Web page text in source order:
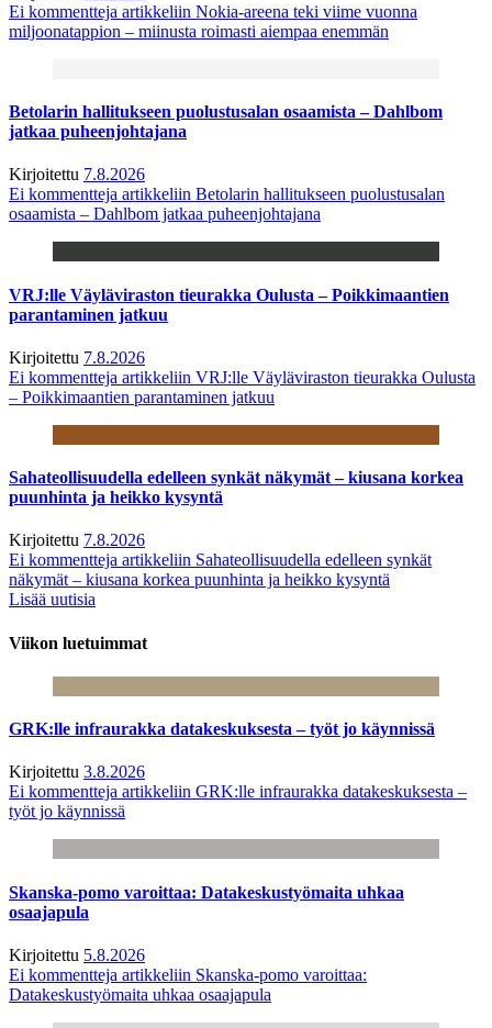
Ei kommentteja artikkeliin Nokia-areena teki viime vuonna
miljoonatappion – miinusta roimasti aiempaa enemmän
Betolarin hallitukseen puolustusalan osaamista – Dahlbom
jatkaa puheenjohtajana
Kirjoitettu 7.8.2026
Ei kommentteja artikkeliin Betolarin hallitukseen puolustusalan
osaamista – Dahlbom jatkaa puheenjohtajana
VRJ:lle Väyläviraston tieurakka Oulusta – Poikkimaantien
parantaminen jatkuu
Kirjoitettu 7.8.2026
Ei kommentteja artikkeliin VRJ:lle Väyläviraston tieurakka Oulusta
– Poikkimaantien parantaminen jatkuu
Sahateollisuudella edelleen synkät näkymät – kiusana korkea
puunhinta ja heikko kysyntä
Kirjoitettu 7.8.2026
Ei kommentteja artikkeliin Sahateollisuudella edelleen synkät
näkymät – kiusana korkea puunhinta ja heikko kysyntä
Lisää uutisia
Viikon luetuimmat
GRK:lle infraurakka datakeskuksesta – työt jo käynnissä
Kirjoitettu 3.8.2026
Ei kommentteja artikkeliin GRK:lle infraurakka datakeskuksesta –
työt jo käynnissä
Skanska-pomo varoittaa: Datakeskustyömaita uhkaa
osaajapula
Kirjoitettu 5.8.2026
Ei kommentteja artikkeliin Skanska-pomo varoittaa:
Datakeskustyömaita uhkaa osaajapula